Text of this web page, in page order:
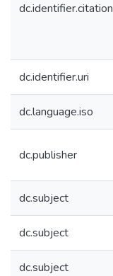
dc.identifier.citation
dc.identifier.uri
dc.language.iso
dc.publisher
dc.subject
dc.subject
dc.subject